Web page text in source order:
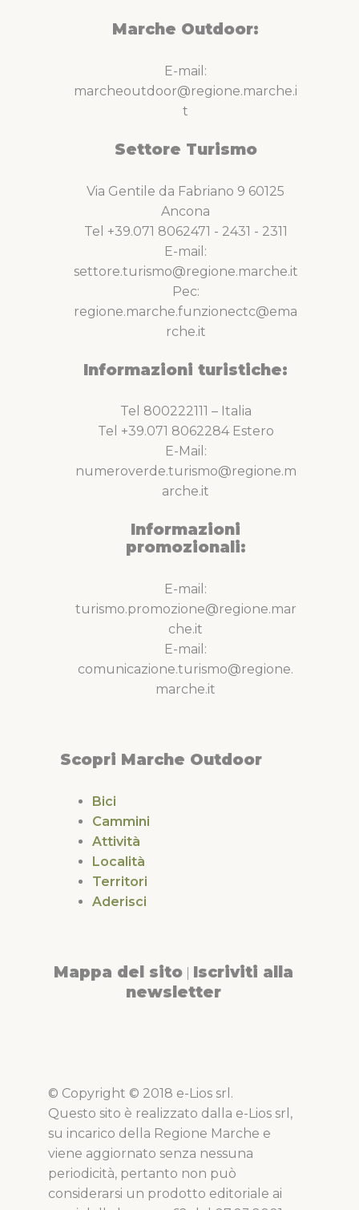
Marche Outdoor:
E-mail:
marcheoutdoor@regione.marche.i
t
Settore Turismo
Via Gentile da Fabriano 9 60125
Ancona
Tel +39.071 8062471 - 2431 - 2311
E-mail:
settore.turismo@regione.marche.it
Pec:
regione.marche.funzionectc@ema
rche.it
Informazioni turistiche:
Tel 800222111 – Italia
Tel +39.071 8062284 Estero
E-Mail:
numeroverde.turismo@regione.m
arche.it
Informazioni
promozionali:
E-mail:
turismo.promozione@regione.mar
che.it
E-mail:
comunicazione.turismo@regione.
marche.it
Scopri Marche Outdoor
Bici
Cammini
Attività
Località
Territori
Aderisci
Mappa del sito Iscriviti alla
newsletter
© Copyright © 2018 e-Lios srl.
Questo sito è realizzato dalla e-Lios srl,
su incarico della Regione Marche e
viene aggiornato senza nessuna
periodicità, pertanto non può
considerarsi un prodotto editoriale ai